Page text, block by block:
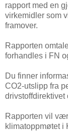
rapport med en
virkemidler som
framover.
Rapporten
forhandles i FN
Du finner
CO2-utslipp fra
drivstoffdirektivet
Rapporten vil
klimatoppmøtet i